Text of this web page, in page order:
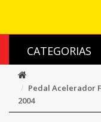
CATEGORIAS
Pedal Acelerador
2004